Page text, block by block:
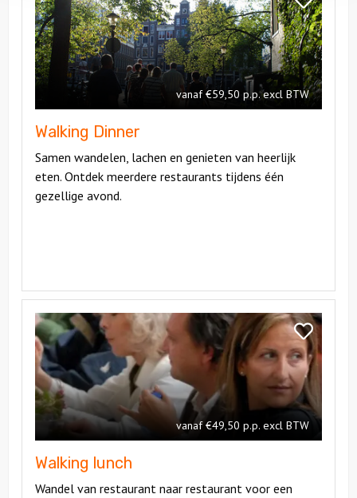
Walking
Dinner
vanaf €59,50 p.p. excl BTW
Walking Dinner
Samen wandelen, lachen en genieten van heerlijk
eten. Ontdek meerdere restaurants tijdens één
gezellige avond.
Dinner
Bekijk
Walking
lunch
vanaf €49,50 p.p. excl BTW
Walking lunch
Wandel van restaurant naar restaurant voor een
Walking
lunch